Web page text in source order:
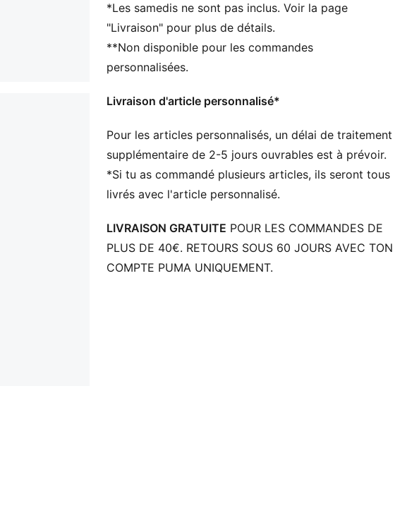
Modèle à capuche
Manches longues
Détails de marque PUMA
*Les samedis ne sont pas inclus. Voir la page
"Livraison" pour plus de détails.
**Non disponible pour les commandes
personnalisées.
Livraison d'article personnalisé*
Pour les articles personnalisés, un délai de traitement
supplémentaire de 2-5 jours ouvrables est à prévoir.
*Si tu as commandé plusieurs articles, ils seront tous
livrés avec l'article personnalisé.
LIVRAISON GRATUITE POUR LES COMMANDES DE
PLUS DE 40€. RETOURS SOUS 60 JOURS AVEC TON
COMPTE PUMA UNIQUEMENT.